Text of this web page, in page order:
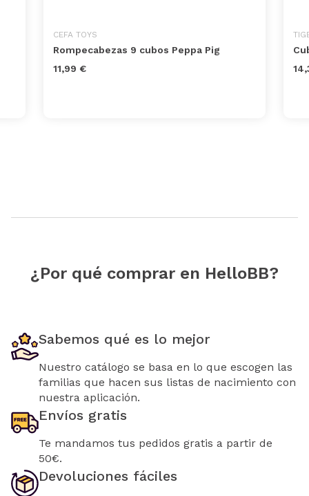
CEFA TOYS
Rompecabezas 9 cubos Peppa Pig
11,99 €
¿Por qué comprar en HelloBB?
Sabemos qué es lo mejor
Nuestro catálogo se basa en lo que escogen las
familias que hacen sus listas de nacimiento con
nuestra aplicación.
Envíos gratis
Te mandamos tus pedidos gratis a partir de
50€.
Devoluciones fáciles